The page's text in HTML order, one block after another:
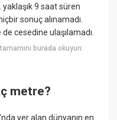
9 saat süren
sonuç alınamadı.
cesedine ulaşılamadı.
burada okuyun:
metre?
yer alan dünyanın en